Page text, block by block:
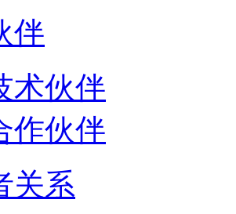
伴
术伙伴
作伙伴
关系